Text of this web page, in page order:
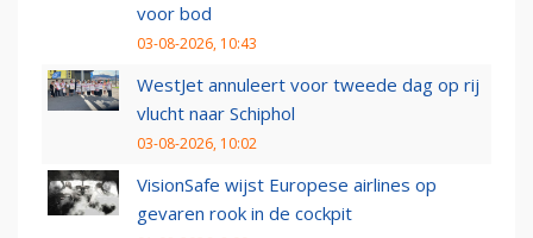
voor bod
03-08-2026, 10:43
WestJet annuleert voor tweede dag op rij
vlucht naar Schiphol
03-08-2026, 10:02
VisionSafe wijst Europese airlines op
gevaren rook in de cockpit